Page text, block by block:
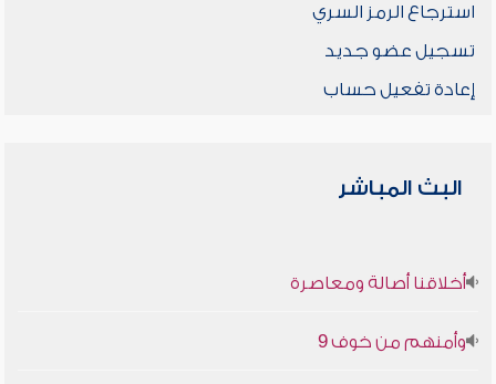
استرجاع الرمز السري
تسجيل عضو جديد
إعادة تفعيل حساب
البث المباشر
أخلاقنا أصالة ومعاصرة
وأمنهم من خوف 9